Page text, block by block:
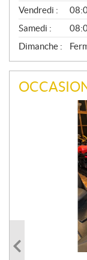
Vendredi :
Samedi :
Dimanche :